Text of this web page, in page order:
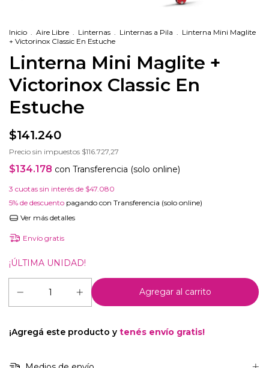
Inicio . Aire Libre . Linternas . Linternas a Pila . Linterna Mini Maglite
+ Victorinox Classic En Estuche
Linterna Mini Maglite +
Victorinox Classic En
Estuche
$141.240
Precio sin impuestos $116.727,27
$134.178 con Transferencia (solo online)
3 cuotas sin interés de $47.080
5% de descuento pagando con Transferencia (solo online)
Ver más detalles
Envío gratis
¡ÚLTIMA UNIDAD!
¡Agregá este producto y tenés envío gratis!